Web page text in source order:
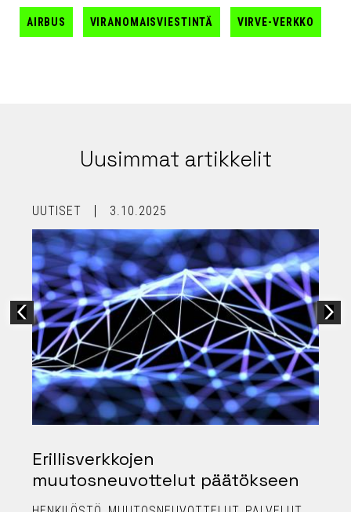
AIRBUS VIRANOMAISVIESTINTÄ VIRVE-VERKKO
Uusimmat artikkelit
UUTISET 3.10.2025
Erillisverkkojen
muutosneuvottelut päätökseen